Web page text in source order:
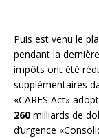
Puis est venu le
pendant la
impôts ont été
supplémentaires
«CARES Act»
260 milliards de
d’urgence